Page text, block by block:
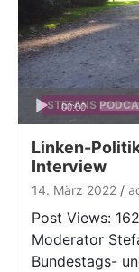
STEFANS
Audio-
Player
00:00
Linken-
Interview
14. März 2022
Post Views:
Moderator
Bundestags-